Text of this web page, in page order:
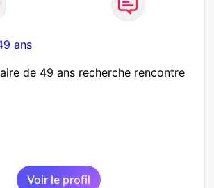
ans
de 49 ans recherche rencontre
Voir le profil